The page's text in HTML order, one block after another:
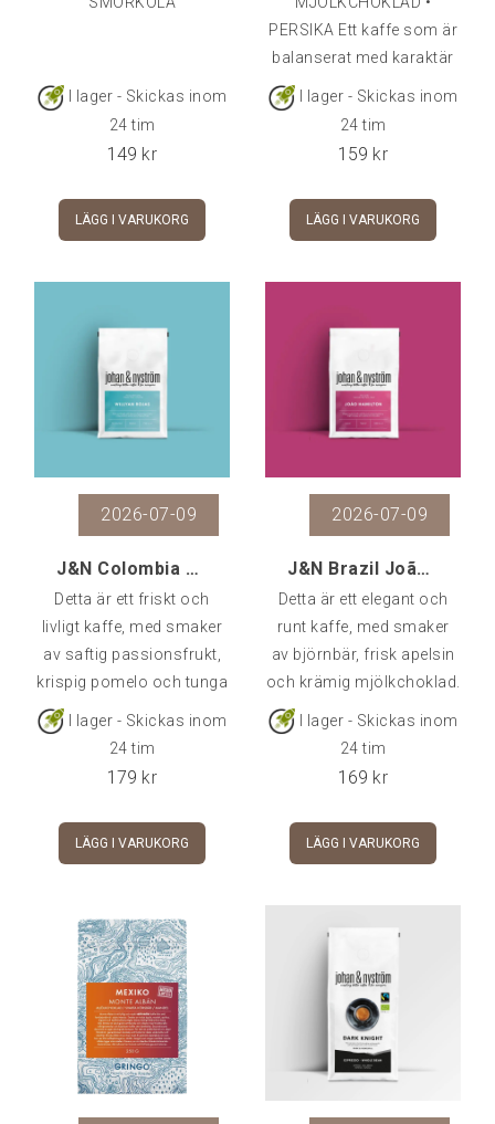
I lager - Skickas inom
24 tim
149 kr
LÄGG I VARUKORG
PERSIKA Ett kaffe som är
balanserat med karaktär
av nötter, mjuk fruktighet,
fina chokladtoner och en
I lager - Skickas inom
24 tim
159 kr
LÄGG I VARUKORG
2026-07-09
J&N Colombia Willyan Rojas Pink Bourbon Washed, 25
Detta är ett friskt och
livligt kaffe, med smaker
av saftig passionsfrukt,
krispig pomelo och tunga
I lager - Skickas inom
24 tim
179 kr
LÄGG I VARUKORG
2026-07-09
J&N Brazil João Hamilton Natural, 250 g
Detta är ett elegant och
runt kaffe, med smaker
av björnbär, frisk apelsin
och krämig mjölkchoklad.
I lager - Skickas inom
24 tim
169 kr
LÄGG I VARUKORG